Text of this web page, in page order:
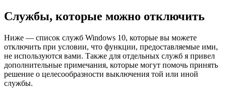
Службы, которые можно отключить
Ниже — список служб Windows 10, которые вы можете
отключить при условии, что функции, предоставляемые ими,
не используются вами. Также для отдельных служб я привел
дополнительные примечания, которые могут помочь принять
решение о целесообразности выключения той или иной
службы.